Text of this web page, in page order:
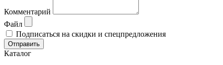
Комментарий
Файл
Подписаться на скидки и спецпредложения
Отправить
Каталог